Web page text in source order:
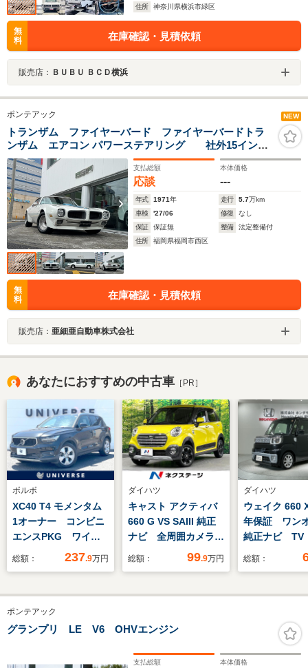
住所
神奈川県横浜市緑区
無
料
在庫確認・見積依頼
販売店： ＢＵＢＵ ＢＣＤ横浜
ポンテアック NEW
トランザム ファイヤーバード ファイヤーバードトラ
ンザム エアコン パワーステアリング 社外15インチ
アルミホイール 3AT 2ドアハードトップ クーペボディ
支払総額
応談
本体価格
---
年式 1971年 走行 5.7万km
車検
'27/06 修復
なし
保証
保証無 整備
法定整備付
住所
福岡県福岡市西区
無
料
在庫確認・見積依頼
販売店： 亜細亜自動車株式会社
あなたにおすすめの中古車 ［PR］
ボルボ
XC40 T4 モメンタム
1オーナー コンビニ
エンスPKG ワイヤ
レススマートフォンチ
ーター シートヒータ
ー AppleCarPlay
純正ナビTV 全周囲
総額： 237.9万円
ダイハツ
キャスト アクティバ
660 G VS SAIII 純正
ナビ 全周囲カメラ
衝突軽減装置 禁煙
マートキー LEDヘッ
ックハイビーム オー
コン Bluetooth
総額： 99.9万円
ダイハツ
ウェイク 660
年保証 ワン
純正ナビ
メラ CD録
ETC LEDラ
マ-トキ- ス
キ- 盗難防
AAC
総額：
ポンテアック
グランプリ LE V6 OHVエンジン
支払総額 本体価格